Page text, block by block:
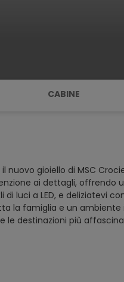
CABINE
gioiello di MSC
ai dettagli, offrendo
luci a LED, e deliziatevi
la famiglia e un ambiente
destinazioni più